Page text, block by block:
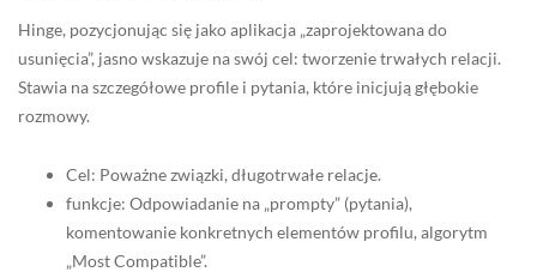
Hinge, pozycjonując się jako aplikacja „zaprojektowana do
usunięcia”, jasno wskazuje na swój cel: tworzenie trwałych relacji.
Stawia na szczegółowe profile i pytania, które inicjują głębokie
rozmowy.
Cel: Poważne związki, długotrwałe relacje.
funkcje: Odpowiadanie na „prompty” (pytania),
komentowanie konkretnych elementów profilu, algorytm
„Most Compatible”.